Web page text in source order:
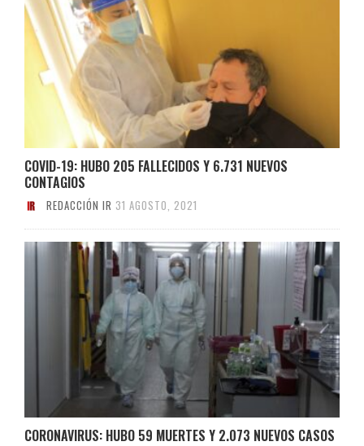
COVID-19: HUBO 205 FALLECIDOS Y 6.731 NUEVOS
CONTAGIOS
REDACCIÓN IR 31 AGOSTO, 2021
CORONAVIRUS: HUBO 59 MUERTES Y 2.073 NUEVOS CASOS